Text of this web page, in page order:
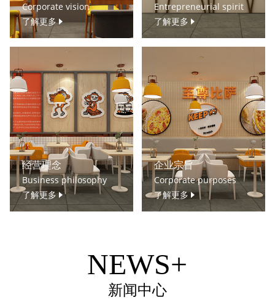
Corporate vision
了解更多
Entrepreneurial spirit
了解更多
经营理念
Business philosophy
了解更多
企业宗旨
Corporate purposes
了解更多
NEWS+
新闻中心